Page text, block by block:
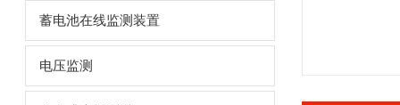
蓄电池在线监测装置
电压监测